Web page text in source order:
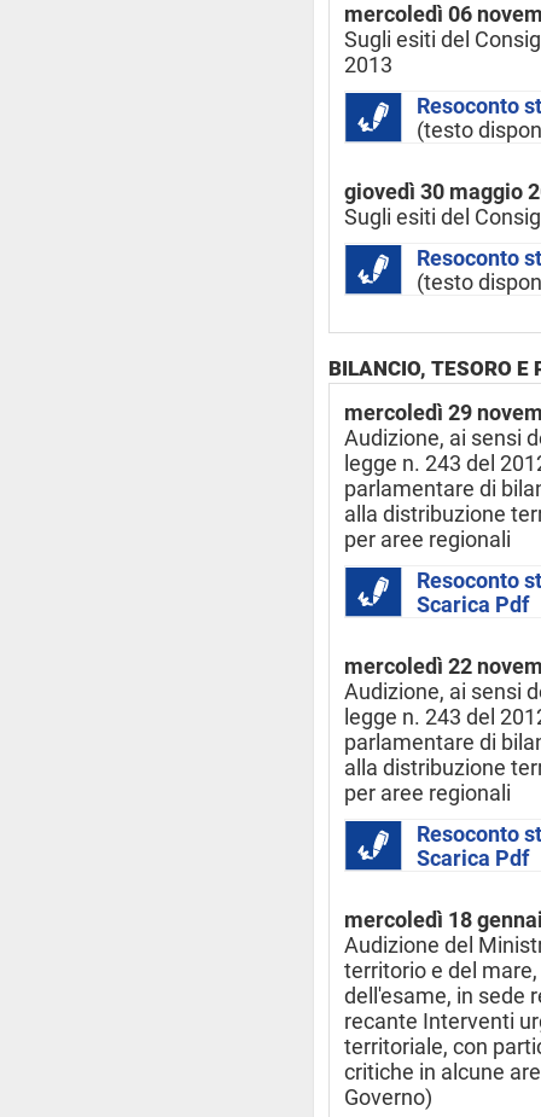
mercoledì 06
Sugli esiti del
2013
Resoconto
(testo
giovedì 30 maggio
Sugli esiti del
Resoconto
(testo
BILANCIO, TESORO
mercoledì 29
Audizione, ai sensi
legge n. 243 del
parlamentare di
alla distribuzione
per aree regionali
Resoconto
Scarica Pdf
mercoledì 22
Audizione, ai sensi
legge n. 243 del
parlamentare di
alla distribuzione
per aree regionali
Resoconto
Scarica Pdf
mercoledì 18
Audizione del
territorio e del
dell'esame, in sede
recante Interventi
territoriale, con
critiche in alcune
Governo)